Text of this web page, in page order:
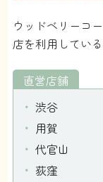
ウッドベリーコ
店を利用してい
直営店舗
渋谷
用賀
代官山
荻窪